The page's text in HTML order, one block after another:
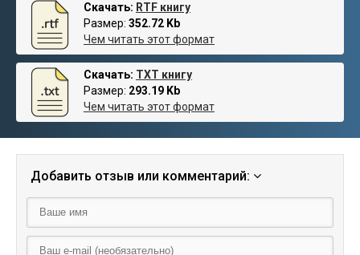
Скачать: RTF книгу
Размер: 352.72 Kb
Чем читать этот формат
Скачать: TXT книгу
Размер: 293.19 Kb
Чем читать этот формат
Добавить отзыв или комментарий: